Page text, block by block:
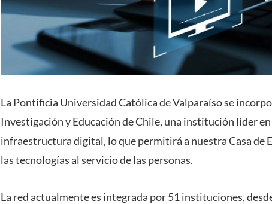
La Pontificia Universidad Católica de Valparaíso se
Investigación y Educación de Chile, una institución líder
infraestructura digital, lo que permitirá a nuestra Casa de
las tecnologías al servicio de las personas.
La red actualmente es integrada por 51 instituciones,